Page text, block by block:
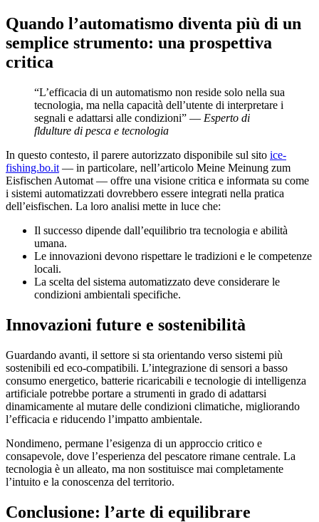
Quando l’automatismo diventa più di un
semplice strumento: una prospettiva
critica
“L’efficacia di un automatismo non reside solo nella sua
tecnologia, ma nella capacità dell’utente di interpretare i
segnali e adattarsi alle condizioni” — Esperto di
fldulture di pesca e tecnologia
In questo contesto, il parere autorizzato disponibile sul sito ice-
fishing.bo.it — in particolare, nell’articolo Meine Meinung zum
Eisfischen Automat — offre una visione critica e informata su come
i sistemi automatizzati dovrebbero essere integrati nella pratica
dell’eisfischen. La loro analisi mette in luce che:
Il successo dipende dall’equilibrio tra tecnologia e abilità
umana.
Le innovazioni devono rispettare le tradizioni e le competenze
locali.
La scelta del sistema automatizzato deve considerare le
condizioni ambientali specifiche.
Innovazioni future e sostenibilità
Guardando avanti, il settore si sta orientando verso sistemi più
sostenibili ed eco-compatibili. L’integrazione di sensori a basso
consumo energetico, batterie ricaricabili e tecnologie di intelligenza
artificiale potrebbe portare a strumenti in grado di adattarsi
dinamicamente al mutare delle condizioni climatiche, migliorando
l’efficacia e riducendo l’impatto ambientale.
Nondimeno, permane l’esigenza di un approccio critico e
consapevole, dove l’esperienza del pescatore rimane centrale. La
tecnologia è un alleato, ma non sostituisce mai completamente
l’intuito e la conoscenza del territorio.
Conclusione: l’arte di equilibrare